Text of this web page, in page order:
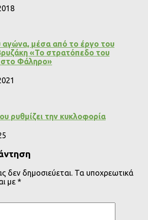
μέσα από το έργο του
«Το στρατόπεδο του
στο Φάληρο»
ρυθμίζει την κυκλοφορία
δεν δημοσιεύεται. Τα υποχρεωτικά
με *